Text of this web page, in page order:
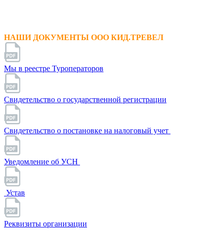
НАШИ ДОКУМЕНТЫ ООО КИД.ТРЕВЕЛ
Мы в реестре Туроператоров
Свидетельство о государственной регистрации
Свидетельство о постановке на налоговый учет
Уведомление об УСН
Устав
Реквизиты организации